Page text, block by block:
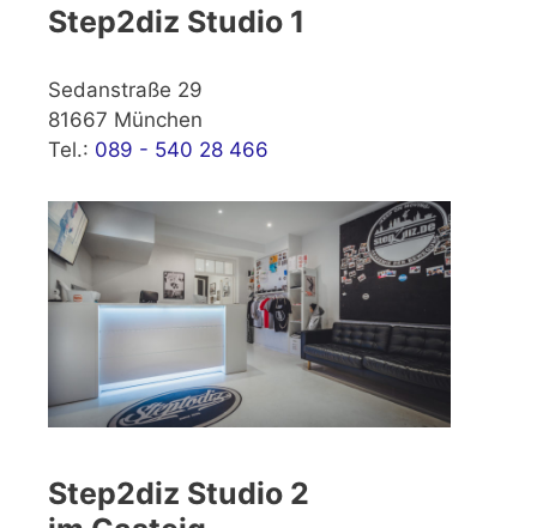
Step2diz Studio 1
Sedanstraße 29
81667 München
Tel.: 089 - 540 28 466
Step2diz Studio 2